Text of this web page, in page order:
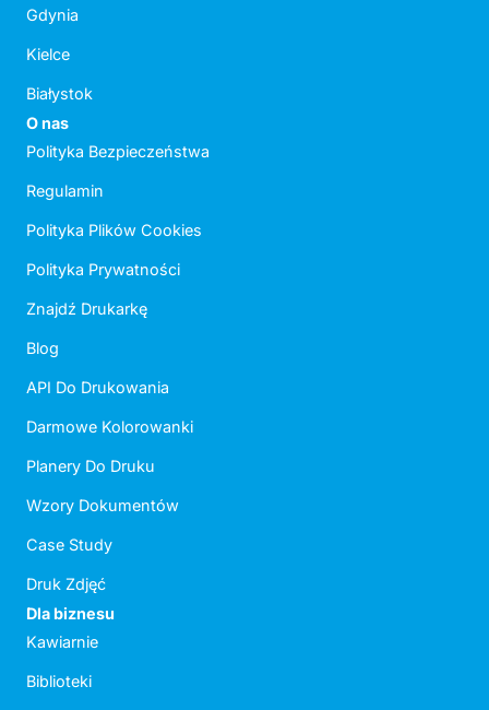
Gdynia
Kielce
Białystok
O nas
Polityka Bezpieczeństwa
Regulamin
Polityka Plików Cookies
Polityka Prywatności
Znajdź Drukarkę
Blog
API Do Drukowania
Darmowe Kolorowanki
Planery Do Druku
Wzory Dokumentów
Case Study
Druk Zdjęć
Dla biznesu
Kawiarnie
Biblioteki